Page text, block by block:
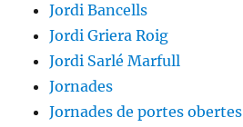
Jordi Bancells
Jordi Griera Roig
Jordi Sarlé Marfull
Jornades
Jornades de portes obertes